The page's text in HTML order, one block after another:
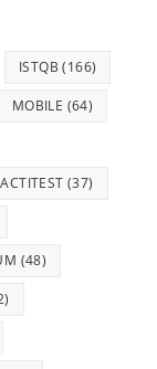
ISTQB (166)
MOBILE (64)
(37)
(48)